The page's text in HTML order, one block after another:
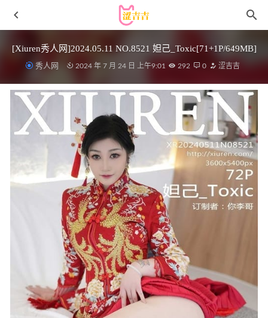
[Xiuren秀人网]2024.05.11 NO.8521 妲己_Toxic[71+1P/649MB]
秀人网 2024 年 7 月 24 日 上午9:01 292 0 涩吉吉
[Xiuren秀人网]2023.09.05 NO.7335 李雅柔
182CM[60+1P/656MB] 2024-02-12
学中医的土狗 – 微密圈写真&视频合集【持续更新中】
ROSI写真 – 2015.07.07 NO.1307[48+1P12M]
Byoru – NO.223 Cinderella [63P21V-1.85GB]
[微密圈]西好运 – 超辣御姐配黑色包臀[38P8V-251MB]
2025-05-22